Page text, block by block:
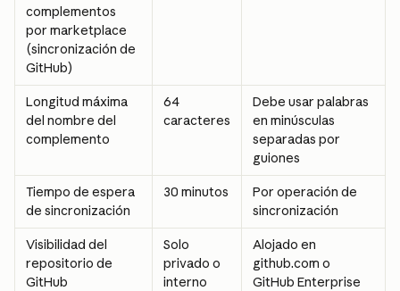
complementos
por marketplace
(sincronización de
GitHub)
Longitud máxima
del nombre del
complemento
64
caracteres
Debe usar palabras
en minúsculas
separadas por
guiones
Tiempo de espera
de sincronización
30 minutos
Por operación de
sincronización
Visibilidad del
repositorio de
GitHub
Solo
privado o
interno
Alojado en
github.com o
GitHub Enterprise